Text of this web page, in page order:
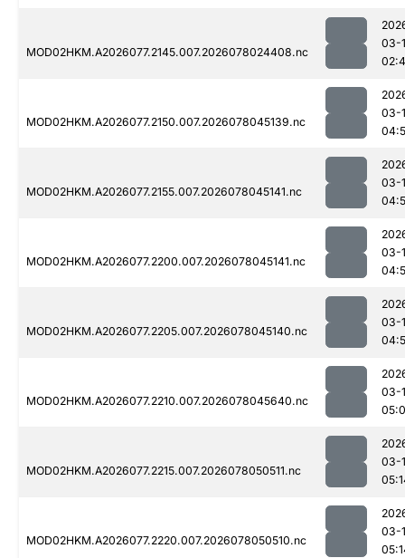
MOD02HKM.A2026077.2145.007.2026078024408.nc
03-
MOD02HKM.A2026077.2150.007.2026078045139.nc
03-
MOD02HKM.A2026077.2155.007.2026078045141.nc
03-
MOD02HKM.A2026077.2200.007.2026078045141.nc
03-
MOD02HKM.A2026077.2205.007.2026078045140.nc
03-
MOD02HKM.A2026077.2210.007.2026078045640.nc
03-
MOD02HKM.A2026077.2215.007.2026078050511.nc
03-
MOD02HKM.A2026077.2220.007.2026078050510.nc
03-